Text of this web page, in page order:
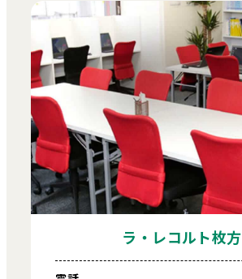
ラ・レコルト枚方